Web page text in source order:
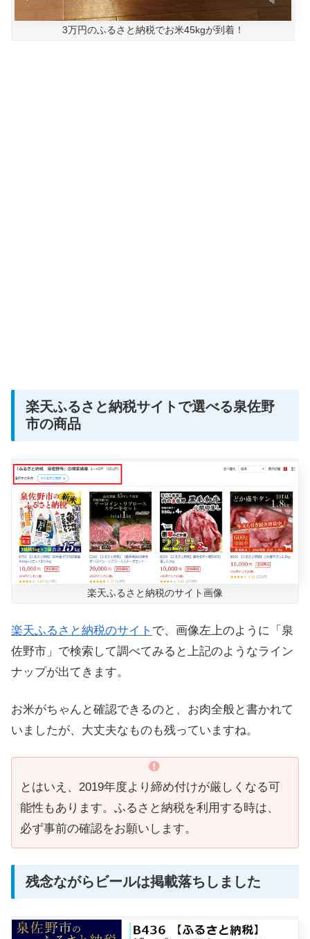
3万円のふるさと納税でお米45kgが到着！
楽天ふるさと納税サイトで選べる泉佐野
市の商品
楽天ふるさと納税のサイト画像
楽天ふるさと納税のサイト で、画像左上のように「泉
佐野市」で検索して調べてみると上記のようなライン
ナップが出てきます。
お米がちゃんと確認できるのと、お肉全般と書かれて
いましたが、大丈夫なものも残っていますね。
とはいえ、2019年度より締め付けが厳しくなる可
能性もあります。ふるさと納税を利用する時は、
必ず事前の確認をお願いします。
残念ながらビールは掲載落ちしました